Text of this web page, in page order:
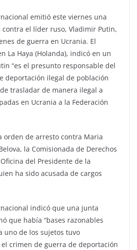
emitió este viernes una
el líder ruso, Vladimir Putin,
de guerra en Ucrania. El
La Haya (Holanda), indicó en un
“es el presunto responsable del
deportación ilegal de población
trasladar de manera ilegal a
en Ucrania a la Federación
orden de arresto contra Maria
la Comisionada de Derechos
del Presidente de la
ha sido acusada de cargos
indicó que una junta
que había “bases razonables
uno de los sujetos tuvo
crimen de guerra de deportación